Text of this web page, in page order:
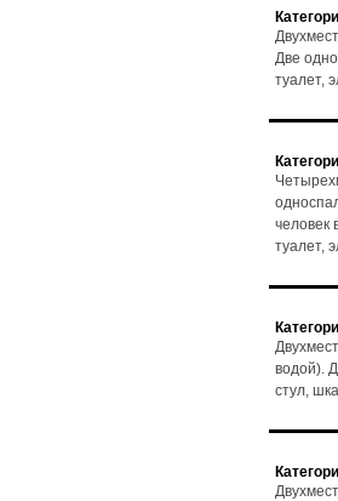
Две
туалет,
человек
туалет,
водой).
стул,